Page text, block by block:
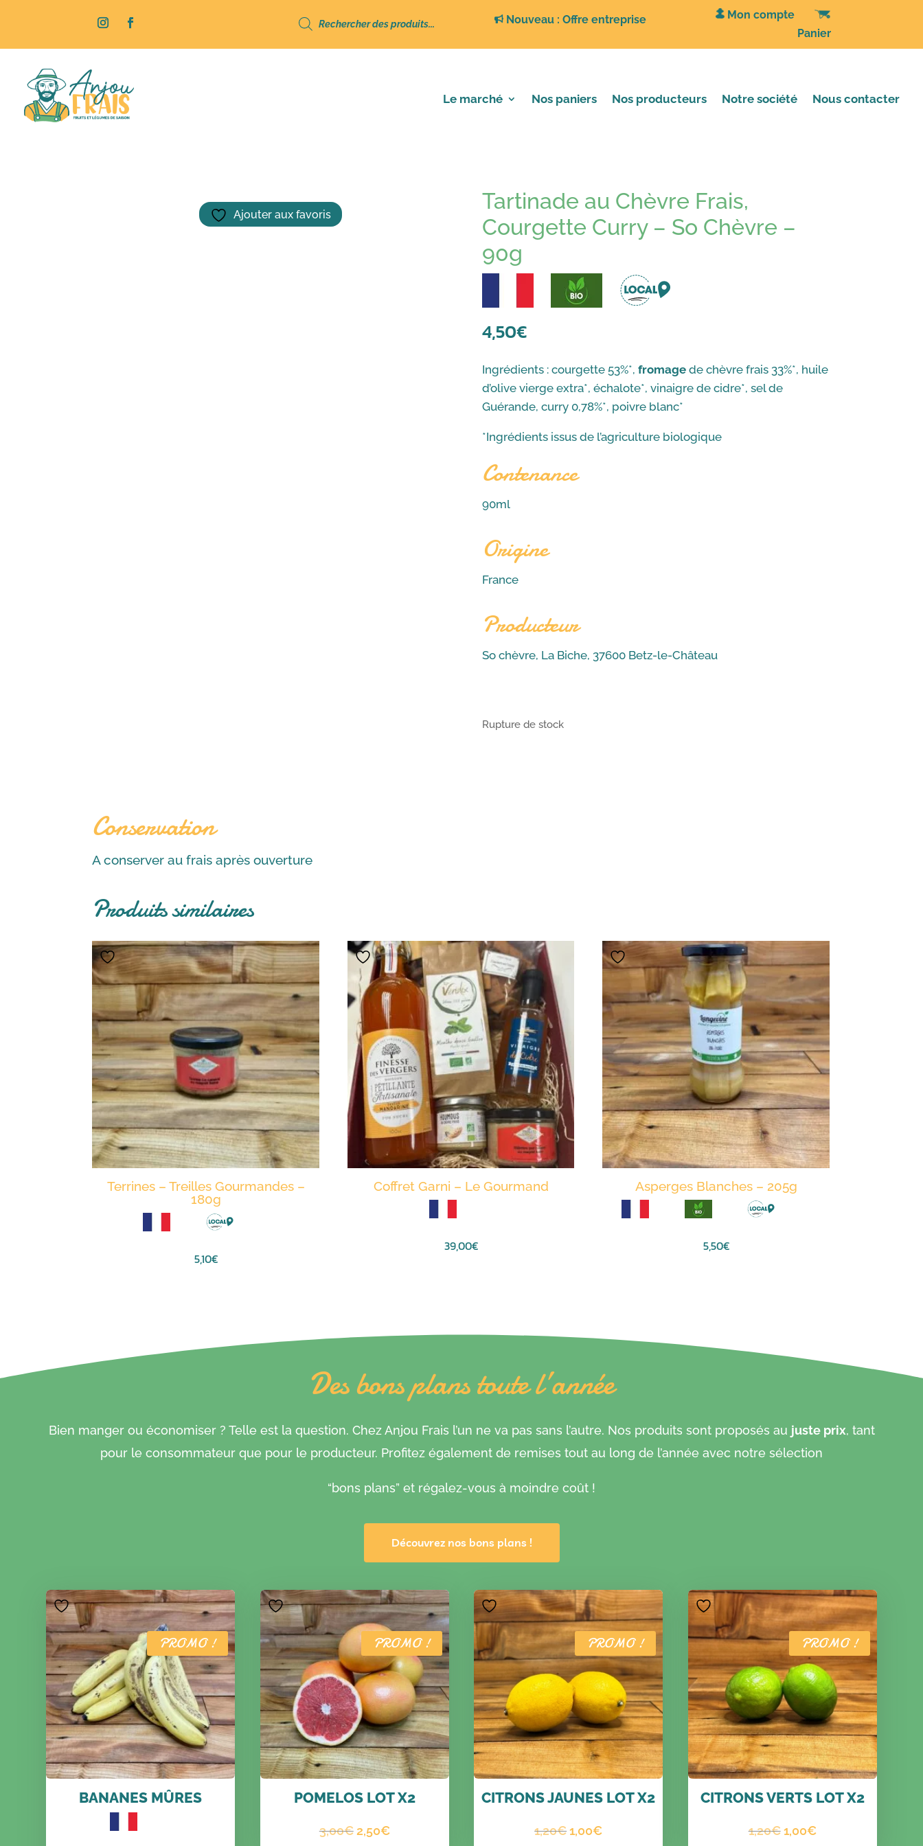
produits
Nouveau : Offre entreprise
Mon compte
Panier
Le marché Nos paniers Nos producteurs Notre société Nous contacter
Ajouter aux favoris
Tartinade au Chèvre Frais,
Courgette Curry – So Chèvre –
90g
4,50€
Ingrédients : courgette 53%*, fromagede chèvre frais 33%*, huile
d’olive vierge extra*, échalote*, vinaigre de cidre*, sel de
Guérande, curry 0,78%*, poivre blanc*
*Ingrédients issus de l’agriculture biologique
Contenance
90ml
Origine
France
Producteur
So chèvre, La Biche, 37600 Betz-le-Château
Rupture de stock
Conservation
A conserver au frais après ouverture
Produits similaires
Terrines – Treilles Gourmandes –
180g
5,10€
Les
choisies
sur
Coffret Garni – Le Gourmand
39,00€
Asperges Blanches – 205g
5,50€
Des bons plans toute l’année
Bien manger ou économiser ? Telle est la question. Chez Anjou Frais l’un ne va pas sans l’autre. Nos produits sont proposés au juste prix, tant
pour le consommateur que pour le producteur. Profitez également de remises tout au long de l’année avec notre sélection
“bons plans” et régalez-vous à moindre coût !
Découvrez nos bons plans !
PROMO !
BANANES MÛRES
PROMO !
POMELOS LOT X2
3,00€ Le
2,50€Le
PROMO !
CITRONS JAUNES LOT X2
1,20€Le
1,00€Le
PROMO !
CITRONS VERTS LOT X2
1,20€ Le
1,00€Le